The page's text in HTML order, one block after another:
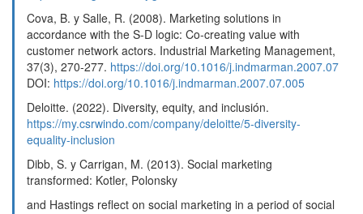
Cova, B. y Salle, R. (2008). Marketing solutions in
accordance with the S-D logic: Co-creating value with
customer network actors. Industrial Marketing Management,
37(3), 270-277. https://doi.org/10.1016/j.indmarman.2007.07
DOI: https://doi.org/10.1016/j.indmarman.2007.07.005
Deloitte. (2022). Diversity, equity, and inclusión.
https://my.csrwindo.com/company/deloitte/5-diversity-
equality-inclusion
Dibb, S. y Carrigan, M. (2013). Social marketing
transformed: Kotler, Polonsky
and Hastings reflect on social marketing in a period of social